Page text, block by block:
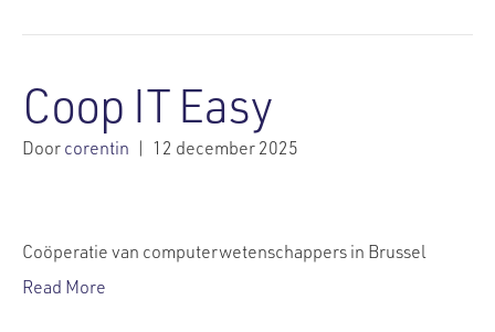
Coop IT Easy
Doorcorentin | 12 december 2025
Coöperatie van computerwetenschappers in Brussel
Read More